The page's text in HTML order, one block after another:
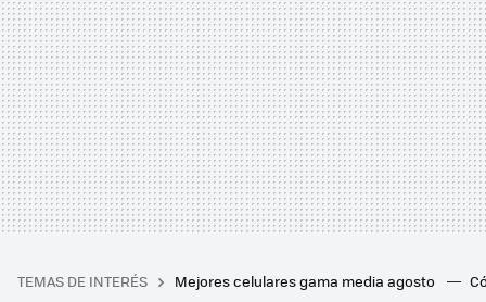
TEMAS DE INTERÉS Mejores celulares gama media agosto